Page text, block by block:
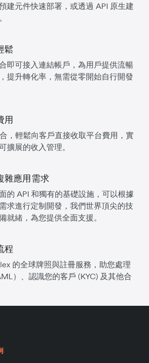
建元件快速部署，或透過 API 原生建
鬆
即可接入連結帳戶，為用戶提供流暢
提升轉化率，無需從零開始自行開發
用
，輕鬆向客戶直接收取平台費用，實
擴展的收入管理。
雜應用需求
的 API 和獨有的基礎設施，可以根據
求進行定制開發，我們世界頂尖的技
就緒，為您提供全面支援。
程
的全球牌照與註冊服務，助您處理
）、認識您的客戶 (KYC) 及其他合